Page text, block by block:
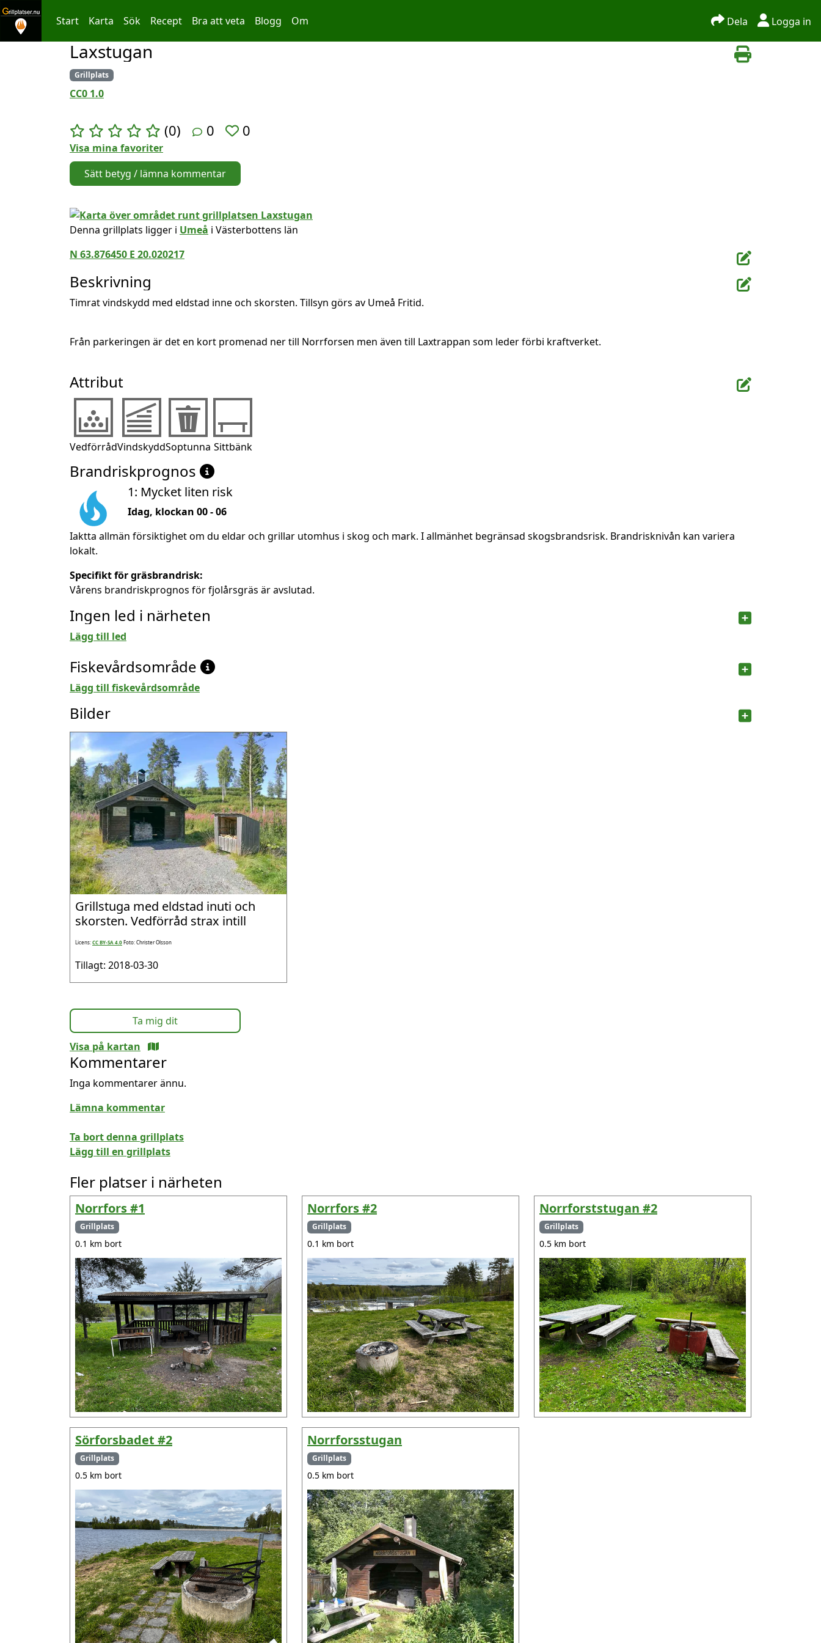
Hoppa till innehållet
Start Karta Sök Recept Bra att veta Blogg Om Dela Logga in
Laxstugan
Grillplats
CC0 1.0
(0) 0 0
Visa mina favoriter
Sätt betyg / lämna kommentar
Denna grillplats ligger i Umeå i Västerbottens län
N 63.876450 E 20.020217
Beskrivning
Timrat vindskydd med eldstad inne och skorsten. Tillsyn görs av Umeå Fritid.
Från parkeringen är det en kort promenad ner till Norrforsen men även till Laxtrappan som leder förbi kraftverket.
Attribut
VedförrådVindskyddSoptunna Sittbänk
Brandriskprognos
1: Mycket liten risk
Idag, klockan 00 - 06
Iaktta allmän försiktighet om du eldar och grillar utomhus i skog och mark. I allmänhet begränsad skogsbrandsrisk. Brandrisknivån kan variera
lokalt.
Specifikt för gräsbrandrisk:
Vårens brandriskprognos för fjolårsgräs är avslutad.
Ingen led i närheten
Lägg till led
Fiskevårdsområde
Lägg till fiskevårdsområde
Bilder
Grillstuga med eldstad inuti och
skorsten. Vedförråd strax intill
Licens:CC BY-SA 4.0Foto: Christer Olsson
Tillagt: 2018-03-30
Ta mig dit
Visa på kartan
Kommentarer
Inga kommentarer ännu.
Lämna kommentar
Ta bort denna grillplats
Lägg till en grillplats
Fler platser i närheten
Norrfors #1
Grillplats
0.1 km bort
Norrfors #2
Grillplats
0.1 km bort
Norrforststugan #2
Grillplats
0.5 km bort
Sörforsbadet #2
Grillplats
0.5 km bort
Norrforsstugan
Grillplats
0.5 km bort